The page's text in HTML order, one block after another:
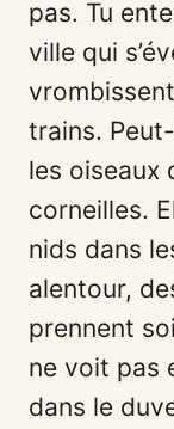
pas. Tu
ville qui
trains.
les oiseaux
corneilles.
nids dans
alentour,
prennent
ne voit pas
dans le